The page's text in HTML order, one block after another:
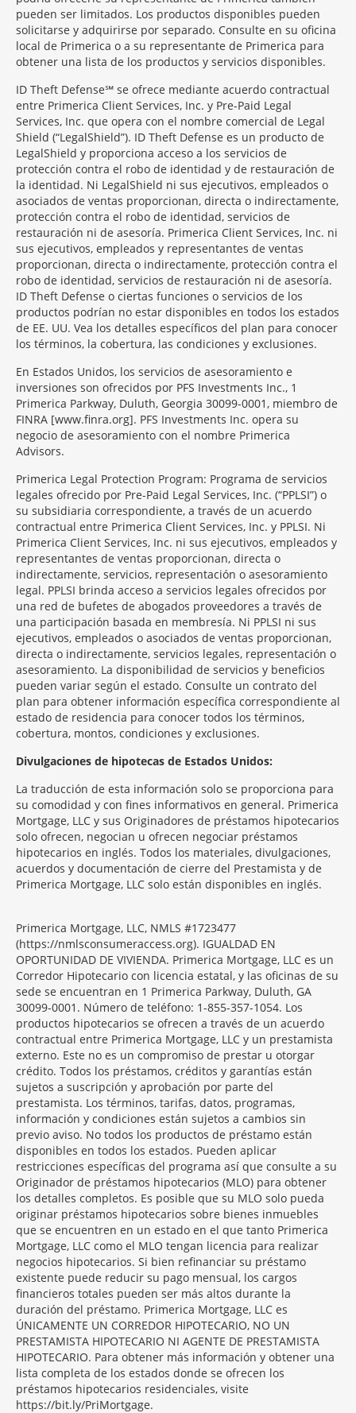
pueden ser limitados. Los productos disponibles pueden
solicitarse y adquirirse por separado. Consulte en su oficina
local de Primerica o a su representante de Primerica para
obtener una lista de los productos y servicios disponibles.
ID Theft Defense℠ se ofrece mediante acuerdo contractual
entre Primerica Client Services, Inc. y Pre-Paid Legal
Services, Inc. que opera con el nombre comercial de Legal
Shield (“LegalShield”). ID Theft Defense es un producto de
LegalShield y proporciona acceso a los servicios de
protección contra el robo de identidad y de restauración de
la identidad. Ni LegalShield ni sus ejecutivos, empleados o
asociados de ventas proporcionan, directa o indirectamente,
protección contra el robo de identidad, servicios de
restauración ni de asesoría. Primerica Client Services, Inc. ni
sus ejecutivos, empleados y representantes de ventas
proporcionan, directa o indirectamente, protección contra el
robo de identidad, servicios de restauración ni de asesoría.
ID Theft Defense o ciertas funciones o servicios de los
productos podrían no estar disponibles en todos los estados
de EE. UU. Vea los detalles específicos del plan para conocer
los términos, la cobertura, las condiciones y exclusiones.
En Estados Unidos, los servicios de asesoramiento e
inversiones son ofrecidos por PFS Investments Inc., 1
Primerica Parkway, Duluth, Georgia 30099-0001, miembro de
FINRA [www.finra.org]. PFS Investments Inc. opera su
negocio de asesoramiento con el nombre Primerica
Advisors.
Primerica Legal Protection Program: Programa de servicios
legales ofrecido por Pre-Paid Legal Services, Inc. (“PPLSI”) o
su subsidiaria correspondiente, a través de un acuerdo
contractual entre Primerica Client Services, Inc. y PPLSI. Ni
Primerica Client Services, Inc. ni sus ejecutivos, empleados y
representantes de ventas proporcionan, directa o
indirectamente, servicios, representación o asesoramiento
legal. PPLSI brinda acceso a servicios legales ofrecidos por
una red de bufetes de abogados proveedores a través de
una participación basada en membresía. Ni PPLSI ni sus
ejecutivos, empleados o asociados de ventas proporcionan,
directa o indirectamente, servicios legales, representación o
asesoramiento. La disponibilidad de servicios y beneficios
pueden variar según el estado. Consulte un contrato del
plan para obtener información específica correspondiente al
estado de residencia para conocer todos los términos,
cobertura, montos, condiciones y exclusiones.
Morgage
Section
Divulgaciones de hipotecas de Estados Unidos:
La traducción de esta información solo se proporciona para
su comodidad y con fines informativos en general. Primerica
Mortgage, LLC y sus Originadores de préstamos hipotecarios
solo ofrecen, negocian u ofrecen negociar préstamos
hipotecarios en inglés. Todos los materiales, divulgaciones,
acuerdos y documentación de cierre del Prestamista y de
Primerica Mortgage, LLC solo están disponibles en inglés.
Primerica Mortgage, LLC, NMLS #1723477
(https://nmlsconsumeraccess.org). IGUALDAD EN
OPORTUNIDAD DE VIVIENDA. Primerica Mortgage, LLC es un
Corredor Hipotecario con licencia estatal, y las oficinas de su
sede se encuentran en 1 Primerica Parkway, Duluth, GA
30099-0001. Número de teléfono: 1-855-357-1054. Los
productos hipotecarios se ofrecen a través de un acuerdo
contractual entre Primerica Mortgage, LLC y un prestamista
externo. Este no es un compromiso de prestar u otorgar
crédito. Todos los préstamos, créditos y garantías están
sujetos a suscripción y aprobación por parte del
prestamista. Los términos, tarifas, datos, programas,
información y condiciones están sujetos a cambios sin
previo aviso. No todos los productos de préstamo están
disponibles en todos los estados. Pueden aplicar
restricciones específicas del programa así que consulte a su
Originador de préstamos hipotecarios (MLO) para obtener
los detalles completos. Es posible que su MLO solo pueda
originar préstamos hipotecarios sobre bienes inmuebles
que se encuentren en un estado en el que tanto Primerica
Mortgage, LLC como el MLO tengan licencia para realizar
negocios hipotecarios. Si bien refinanciar su préstamo
existente puede reducir su pago mensual, los cargos
financieros totales pueden ser más altos durante la
duración del préstamo. Primerica Mortgage, LLC es
ÚNICAMENTE UN CORREDOR HIPOTECARIO, NO UN
PRESTAMISTA HIPOTECARIO NI AGENTE DE PRESTAMISTA
HIPOTECARIO. Para obtener más información y obtener una
lista completa de los estados donde se ofrecen los
préstamos hipotecarios residenciales, visite
https://bit.ly/PriMortgage.